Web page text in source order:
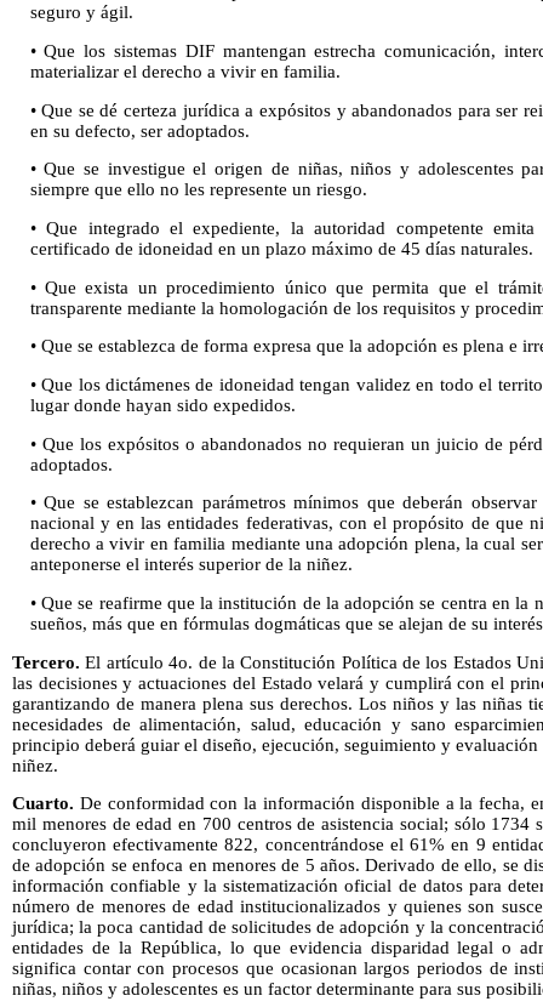
seguro y ágil.
• Que los sistemas DIF mantengan estrecha comunicación,
materializar el derecho a vivir en familia.
• Que se dé certeza jurídica a expósitos y abandonados para ser
en su defecto, ser adoptados.
• Que se investigue el origen de niñas, niños y adolescentes
siempre que ello no les represente un riesgo.
• Que integrado el expediente, la autoridad competente
certificado de idoneidad en un plazo máximo de 45 días naturales.
• Que exista un procedimiento único que permita que el
transparente mediante la homologación de los requisitos y
• Que se establezca de forma expresa que la adopción es plena e
• Que los dictámenes de idoneidad tengan validez en todo el
lugar donde hayan sido expedidos.
• Que los expósitos o abandonados no requieran un juicio de
adoptados.
• Que se establezcan parámetros mínimos que deberán
nacional y en las entidades federativas, con el propósito de que
derecho a vivir en familia mediante una adopción plena, la cual
anteponerse el interés superior de la niñez.
• Que se reafirme que la institución de la adopción se centra en la
sueños, más que en fórmulas dogmáticas que se alejan de su
Tercero. El artículo 4o. de la Constitución Política de los Estados
las decisiones y actuaciones del Estado velará y cumplirá con el
garantizando de manera plena sus derechos. Los niños y las niñas
necesidades de alimentación, salud, educación y sano
principio deberá guiar el diseño, ejecución, seguimiento y
niñez.
Cuarto. De conformidad con la información disponible a la fecha,
mil menores de edad en 700 centros de asistencia social; sólo 1734
concluyeron efectivamente 822, concentrándose el 61% en 9
de adopción se enfoca en menores de 5 años. Derivado de ello, se
información confiable y la sistematización oficial de datos para
número de menores de edad institucionalizados y quienes son
jurídica; la poca cantidad de solicitudes de adopción y la
entidades de la República, lo que evidencia disparidad legal o
significa contar con procesos que ocasionan largos periodos de
niñas, niños y adolescentes es un factor determinante para sus